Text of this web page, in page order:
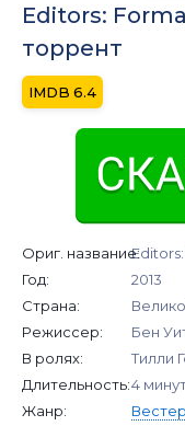
Editors:
торрент
6.4
Ориг. название:
Год:
2013
Страна:
Режиссер:
Бен
В ролях:
Тилли
Длительность:4
Жанр: